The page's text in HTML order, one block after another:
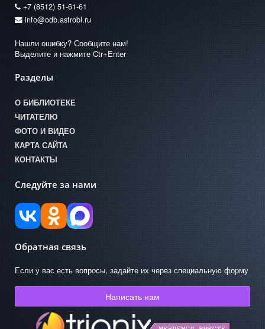
+7 (8512) 51-61-61
info@odb.astrobl.ru
Нашли ошибку? Сообщите нам!
Выделите и нажмите Ctr+Enter
Разделы
О БИБЛИОТЕКЕ
ЧИТАТЕЛЮ
ФОТО И ВИДЕО
КАРТА САЙТА
КОНТАКТЫ
Следуйте за нами
Обратная связь
Если у вас есть вопросы, задайте их через специальную форму
Написать нам